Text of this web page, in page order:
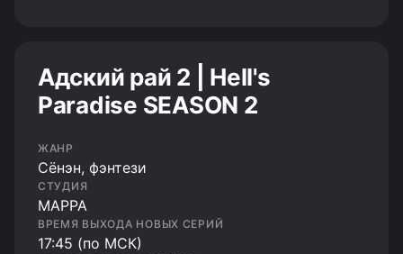
Адский рай 2 | Hell's
Paradise SEASON 2
ЖАНР
Cёнэн, фэнтези
СТУДИЯ
MAPPA
ВРЕМЯ ВЫХОДА НОВЫХ СЕРИЙ
17:45 (по МСК)